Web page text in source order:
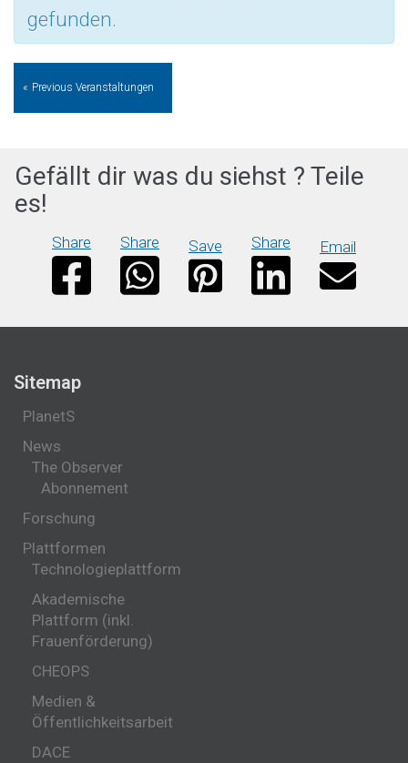
gefunden.
List
Navigation
« Previous Veranstaltungen
Gefällt dir was du siehst ? Teile
es!
Share Share Save Share Email
Sitemap
PlanetS
News
The Observer
Abonnement
Forschung
Plattformen
Technologieplattform
Akademische
Plattform (inkl.
Frauenförderung)
CHEOPS
Medien &
Öffentlichkeitsarbeit
DACE